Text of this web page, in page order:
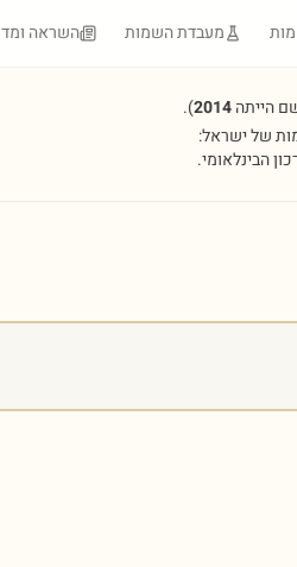
מעבדת השמות השראה
הייתה2014
).
של ישראל:
הבינלאומי.